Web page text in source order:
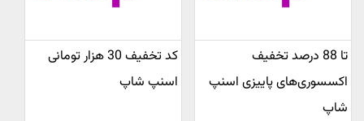
تا 88 درصد تخفیف
اکسسوری‌های پاییزی اسنپ
شاپ
کد تخفیف 30 هزار تومانی
اسنپ شاپ